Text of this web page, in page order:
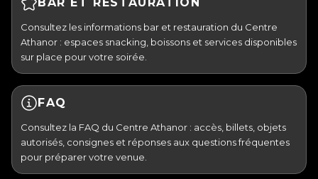
Consultez les informations bar et restauration du Centre
Athanor : espaces snacking, boissons et services disponibles
sur place pour votre soirée.
FAQ
Consultez la FAQ du Centre Athanor : accès, billets, objets
autorisés, consignes et réponses aux questions fréquentes
pour préparer votre venue.